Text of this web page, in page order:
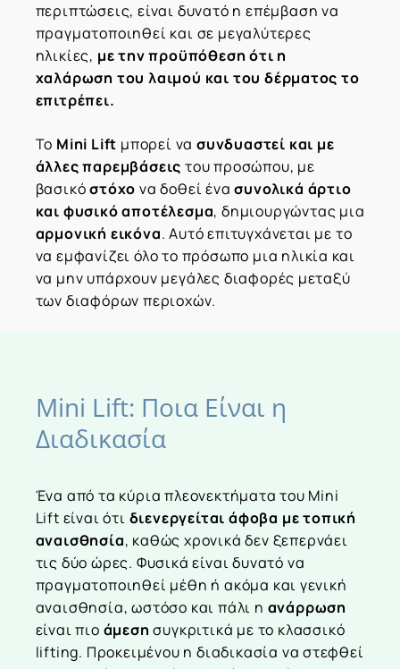
περιπτώσεις, είναι δυνατό η επέμβαση να
πραγματοποιηθεί και σε μεγαλύτερες
ηλικίες, με την προϋπόθεση ότι η
χαλάρωση του λαιμού και του δέρματος το
επιτρέπει.
Το Mini Lift μπορεί να συνδυαστεί και με
άλλες παρεμβάσεις του προσώπου, με
βασικόστόχο να δοθεί ένασυνολικά άρτιο
και φυσικό αποτέλεσμα, δημιουργώντας μια
αρμονική εικόνα. Αυτό επιτυγχάνεται με το
να εμφανίζει όλο το πρόσωπο μια ηλικία και
να μην υπάρχουν μεγάλες διαφορές μεταξύ
των διαφόρων περιοχών.
Mini Lift: Ποια Είναι η
Διαδικασία
Ένα από τα κύρια πλεονεκτήματα του Mini
Lift είναι ότι διενεργείται άφοβα με τοπική
αναισθησία, καθώς χρονικά δεν ξεπερνάει
τις δύο ώρες. Φυσικά είναι δυνατό να
πραγματοποιηθεί μέθη ή ακόμα και γενική
αναισθησία, ωστόσο και πάλι η ανάρρωση
είναι πιο άμεση συγκριτικά με το κλασσικό
lifting. Προκειμένου η διαδικασία να στεφθεί